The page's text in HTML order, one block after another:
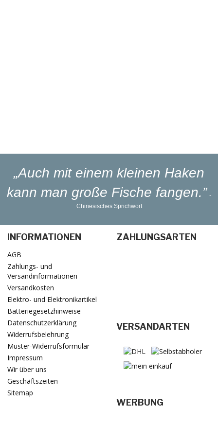
„Auch mit einem kleinen Haken
kann man große Fische fangen.” -
Chinesisches Sprichwort
INFORMATIONEN
AGB
Zahlungs- und
Versandinformationen
Versandkosten
Elektro- und Elektronikartikel
Batteriegesetzhinweise
Datenschutzerklärung
Widerrufsbelehrung
Muster-Widerrufsformular
Impressum
Wir über uns
Geschäftszeiten
Sitemap
ZAHLUNGSARTEN
VERSANDARTEN
WERBUNG